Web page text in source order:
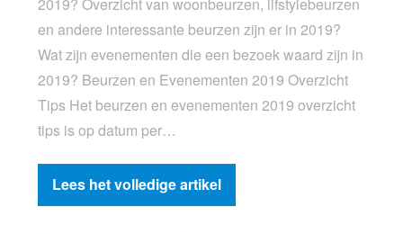
2019? Overzicht van woonbeurzen, lifstylebeurzen
en andere interessante beurzen zijn er in 2019?
Wat zijn evenementen die een bezoek waard zijn in
2019? Beurzen en Evenementen 2019 Overzicht
Tips Het beurzen en evenementen 2019 overzicht
tips is op datum per…
Lees het volledige artikel